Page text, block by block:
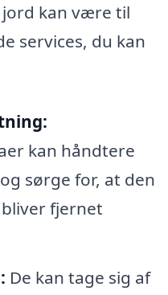
kan være til
services, du kan
kan håndtere
sørge for, at den
fjernet
De kan tage sig af